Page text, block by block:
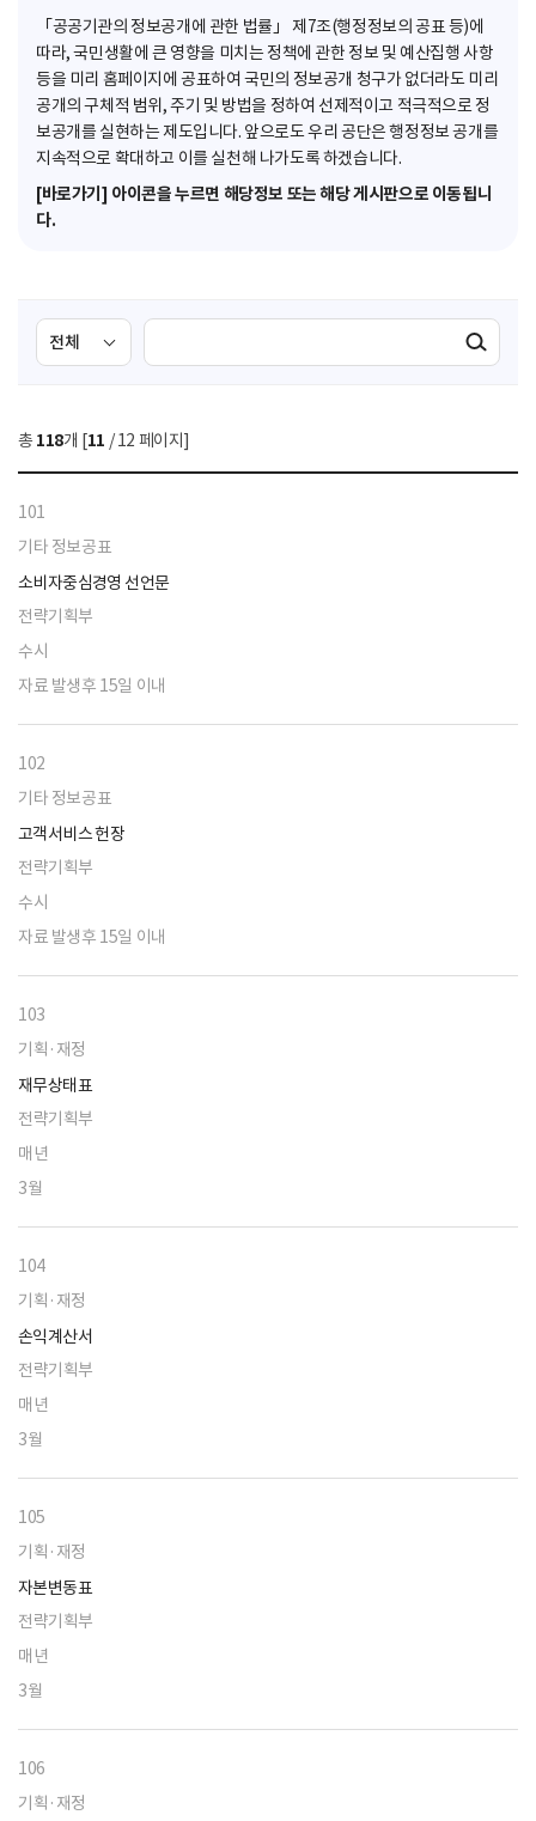
「공공기관의 정보공개에 관한 법률」 제7조(행정정보의 공표 등)에
따라, 국민생활에 큰 영향을 미치는 정책에 관한 정보 및 예산집행 사항
등을 미리 홈페이지에 공표하여 국민의 정보공개 청구가 없더라도 미리
공개의 구체적 범위, 주기 및 방법을 정하여 선제적이고 적극적으로 정
보공개를 실현하는 제도입니다. 앞으로도 우리 공단은 행정정보 공개를
지속적으로 확대하고 이를 실천해 나가도록 하겠습니다.
[바로가기] 아이콘을 누르면 해당정보 또는 해당 게시판으로 이동됩니
다.
검
색
선
택
색
검색실행
총 118개 [11 / 12 페이지]
101
기타 정보공표
소비자중심경영 선언문
전략기획부
수시
자료 발생후 15일 이내
102
기타 정보공표
고객서비스 헌장
전략기획부
수시
자료 발생후 15일 이내
103
기획·재정
재무상태표
전략기획부
매년
3월
104
기획·재정
손익계산서
전략기획부
매년
3월
105
기획·재정
자본변동표
전략기획부
매년
3월
106
기획·재정